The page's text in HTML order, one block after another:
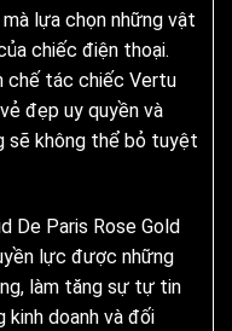
lựa chọn những vật
chiếc điện thoại.
chế tác chiếc Vertu
đẹp uy quyền và
sẽ không thể bỏ tuyệt
De Paris Rose Gold
lực được những
làm tăng sự tự tin
doanh và đối